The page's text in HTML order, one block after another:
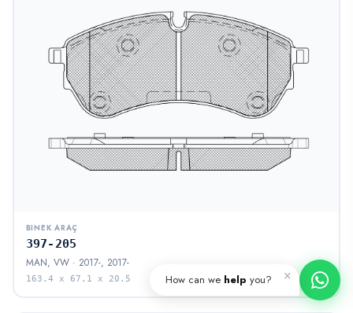
BINEK ARAÇ
397-205
MAN, VW · 2017-, 2017-
163.4 x 67.1 x 20.5 How can we help you? ×